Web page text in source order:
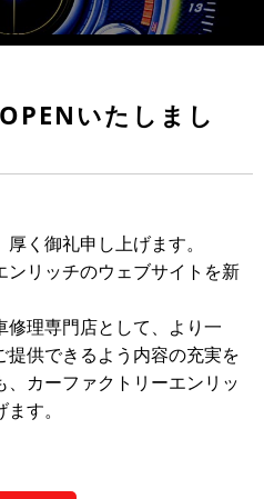
いたしまし
く御礼申し上げます。
ンリッチのウェブサイトを新
理専門店として、より一
供できるよう内容の充実を
カーファクトリーエンリッ
す。